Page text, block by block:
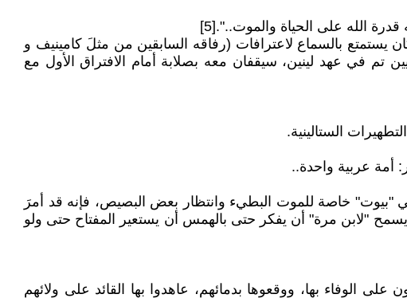
الله على الحياة والموت..".[5]
يستمتع بالسماع لاعترافات (رفاقه السابقين من مثلَ كامينيف و
تم في عهد لينين، سيقفان معه بصلابة أمام الافتراق الأول مع
أمة عربية واحدة..
خاصة للموت البطيء وانتظار بعض البصيص، فإنه قد أمرَ
"لابن مرة" أن يفكر حتى بالهمس أن يستعير المفتاح حتى ولو
بها، ووقعوها بدمائهم، عاهدوا بها القائد على ولائهم